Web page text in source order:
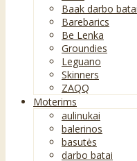
Baak darbo batai
Barebarics
Be Lenka
Groundies
Leguano
Skinners
ZAQQ
Moterims
aulinukai
balerinos
basutės
darbo batai